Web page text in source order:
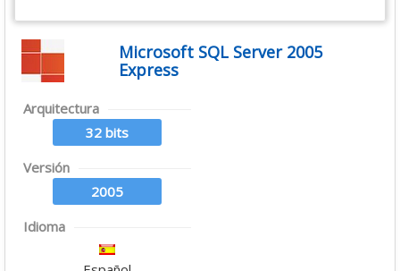
Microsoft SQL Server 2005
Express
Arquitectura
32 bits
Versión
2005
Idioma